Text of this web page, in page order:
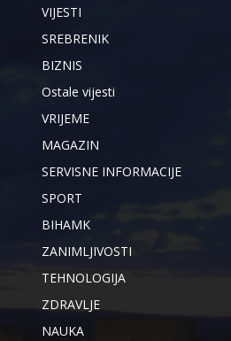
VIJESTI
SREBRENIK
BIZNIS
Ostale vijesti
VRIJEME
MAGAZIN
SERVISNE INFORMACIJE
SPORT
BIHAMK
ZANIMLJIVOSTI
TEHNOLOGIJA
ZDRAVLJE
NAUKA